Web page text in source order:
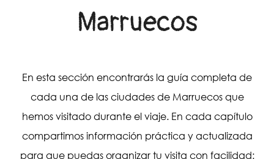
Marruecos
En esta sección encontrarás la guía completa de
cada una de las ciudades de Marruecos que
hemos visitado durante el viaje. En cada capítulo
compartimos información práctica y actualizada
para que puedas organizar tu visita con facilidad: